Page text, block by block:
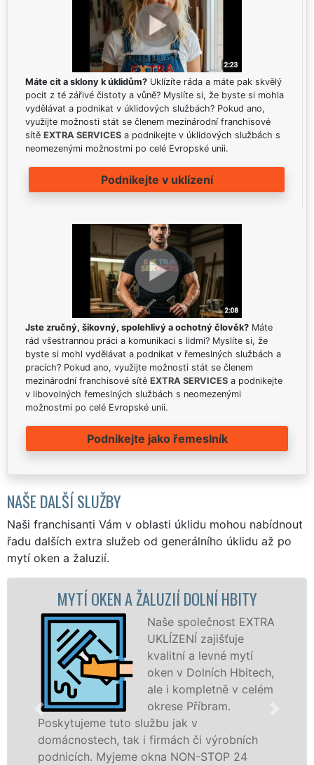
Máte cit a sklony k úklidům? Uklízíte ráda a máte pak skvělý
pocit z té zářivé čistoty a vůně? Myslíte si, že byste si mohla
vydělávat a podnikat v úklidových službách? Pokud ano,
využijte možnosti stát se členem mezinárodní franchisové
sítě EXTRA SERVICES a podnikejte v úklidových službách s
neomezenými možnostmi po celé Evropské unii.
Podnikejte v uklízení
Jste zručný, šikovný, spolehlivý a ochotný člověk? Máte
rád všestrannou práci a komunikaci s lidmi? Myslíte si, že
byste si mohl vydělávat a podnikat v řemeslných službách a
pracích? Pokud ano, využijte možnosti stát se členem
mezinárodní franchisové sítě EXTRA SERVICES a podnikejte
v libovolných řemeslných službách s neomezenými
možnostmi po celé Evropské unii.
Podnikejte jako řemeslník
NAŠE DALŠÍ SLUŽBY
Naši franchisanti Vám v oblasti úklidu mohou nabídnout
řadu dalších extra služeb od generálního úklidu až po
mytí oken a žaluzií.
OKEN A ŽALUZIÍ DOLNÍ HBITY
Naše společnost EXTRA
UKLÍZENÍ zajišťuje
kvalitní a levné mytí
oken v Dolních Hbitech,
ale i kompletně v celém
okrese Příbram.
tuto službu jak v
tak i firmách či výrobních
Myjeme okna NON-STOP 24